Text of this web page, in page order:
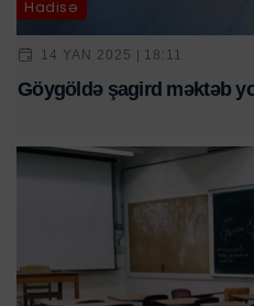
Hadisə
14 YAN 2025 | 18:11
Göygöldə şagird məktəb